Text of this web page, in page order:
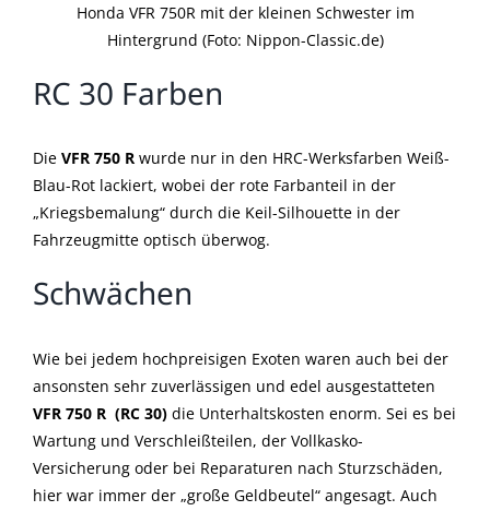
Honda VFR 750R mit der kleinen Schwester im
Hintergrund (Foto: Nippon-Classic.de)
RC 30 Farben
Die VFR 750 R wurde nur in den HRC-Werksfarben Weiß-
Blau-Rot lackiert, wobei der rote Farbanteil in der
„Kriegsbemalung“ durch die Keil-Silhouette in der
Fahrzeugmitte optisch überwog.
Schwächen
Wie bei jedem hochpreisigen Exoten waren auch bei der
ansonsten sehr zuverlässigen und edel ausgestatteten
VFR 750 R (RC 30) die Unterhaltskosten enorm. Sei es bei
Wartung und Verschleißteilen, der Vollkasko-
Versicherung oder bei Reparaturen nach Sturzschäden,
hier war immer der „große Geldbeutel“ angesagt. Auch